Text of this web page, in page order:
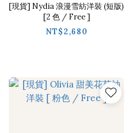
[現貨] Nydia 浪漫雪紡洋裝 (短版)
[2 色 / Free ]
NT$2,680